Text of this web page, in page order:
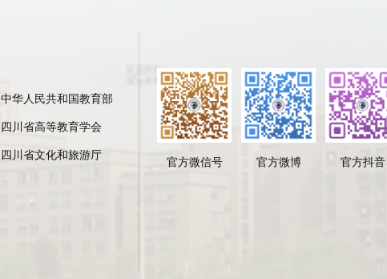
中华人民共和国教育部
四川省高等教育学会
四川省文化和旅游厅
官方微信号 官方微博 官方抖音